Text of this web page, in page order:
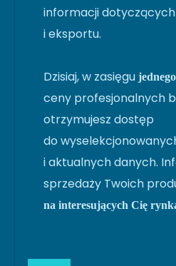
informacji
i eksportu.
Dzisiaj, w zasięgu
ceny profesjonalnych
otrzymujesz dostęp
do
i aktualnych danych.
sprzedaży Twoich
na interesujących Cię